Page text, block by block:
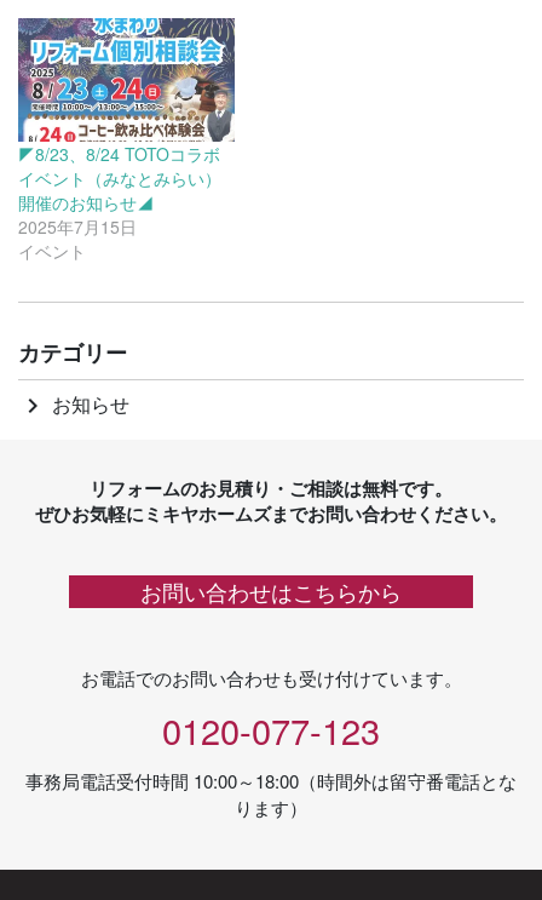
◤8/23、8/24 TOTOコラボ
イベント（みなとみらい）
開催のお知らせ◢
2025年7月15日
イベント
カテゴリー
keyboard_arrow_right お知らせ
リフォームのお見積り・ご相談は無料です。
ぜひお気軽にミキヤホームズまでお問い合わせください。
お問い合わせはこちらから
お電話でのお問い合わせも受け付けています。
0120-077-123
事務局電話受付時間 10:00～18:00（時間外は留守番電話とな
ります）